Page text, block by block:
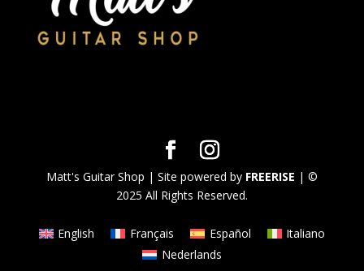
Matt's Guitar Shop | Site powered by FREERISE | ©
2025 All Rights Reserved.
English Français Español
Italiano
Nederlands